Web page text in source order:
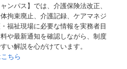
ンパス】では、介護保険法改正、
拘束廃止、介護記録、ケアマネジ
福祉現場に必要な情報を実務者目
や最新通知を確認しながら、制度
い解説を心がけています。
ちら